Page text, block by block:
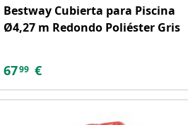
Bestway Cubierta para Piscina
Ø4,27 m Redondo Poliéster Gris
6799 €